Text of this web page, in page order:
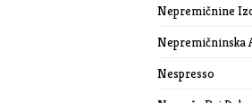
Nepremičnine
Nepremičninska
Nespresso